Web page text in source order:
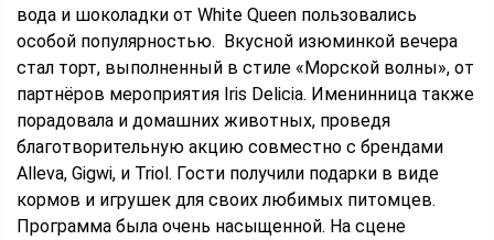
вода и шоколадки от White Queen пользовались
особой популярностью. Вкусной изюминкой вечера
стал торт, выполненный в стиле «Морской волны», от
партнёров мероприятия Iris Delicia. Именинница также
порадовала и домашних животных, проведя
благотворительную акцию совместно с брендами
Alleva, Gigwi, и Triol. Гости получили подарки в виде
кормов и игрушек для своих любимых питомцев.
Программа была очень насыщенной. На сцене